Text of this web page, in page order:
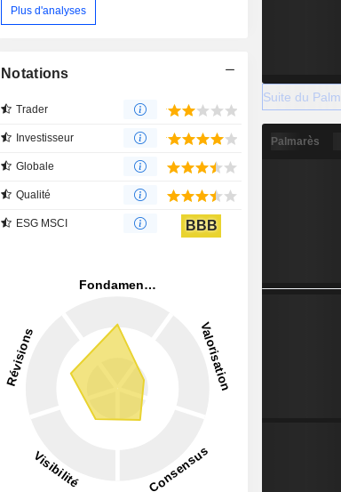
Plus d'analyses
Notations
Trader
Investisseur
Globale
Qualité
ESG MSCI BBB
Suite du
Palmarès